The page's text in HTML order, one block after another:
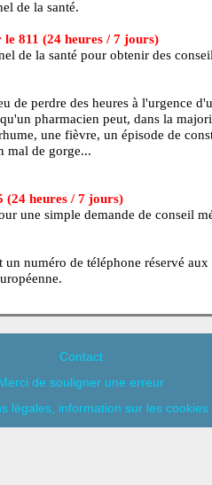
ci-haut est à titre
Aucun traitement
le 811 (24 heures / 7
de la santé pour
Au lieu de perdre des heures
qu'un pharmacien peut,
un rhume, une fièvre, un
pour une simple demande
européenne.